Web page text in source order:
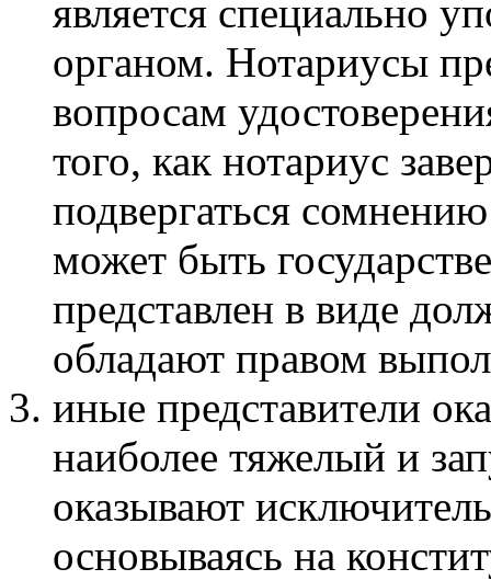
является специально
органом. Нотариусы
вопросам
того, как нотариус
подвергаться
может быть
представлен в виде
обладают правом
иные представители
наиболее тяжелый и
оказывают
основываясь на